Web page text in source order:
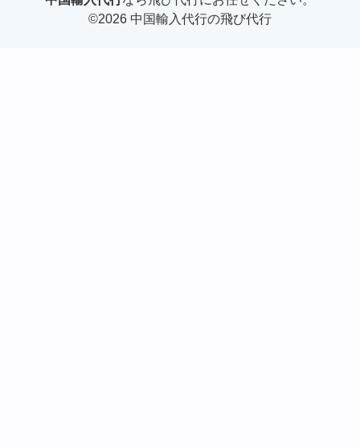
©2026 中国輸入代行の飛び代行